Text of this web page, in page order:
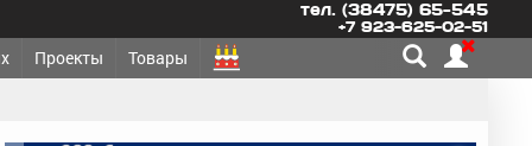
тел. (38475) 65-545
+7 923-625-02-51
Проекты Товары